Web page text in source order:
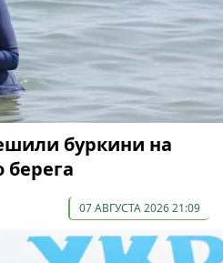
буркини на
берега
07 АВГУСТА 2026 21:09